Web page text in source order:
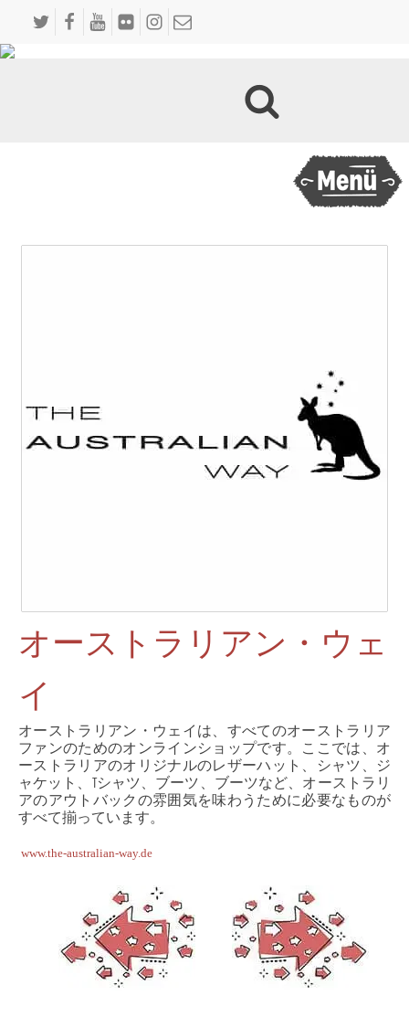
オーストラリアン・ウェ
イ
オーストラリアン・ウェイは、すべてのオーストラリア
ファンのためのオンラインショップです。ここでは、オ
ーストラリアのオリジナルのレザーハット、シャツ、ジ
ャケット、Tシャツ、ブーツ、ブーツなど、オーストラリ
アのアウトバックの雰囲気を味わうために必要なものが
すべて揃っています。
www.the-australian-way.de